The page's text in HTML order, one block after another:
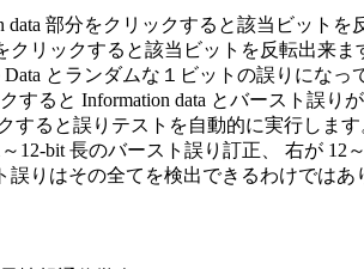
data 部分をクリックすると該当ビットを
クリックすると該当ビットを反転出来ま
とランダムな１ビットの誤りになっ
すると Information data とバースト誤り
すると誤りテストを自動的に実行します
12-bit 長のバースト誤り訂正、 右が 12
誤りはその全てを検出できるわけではあ